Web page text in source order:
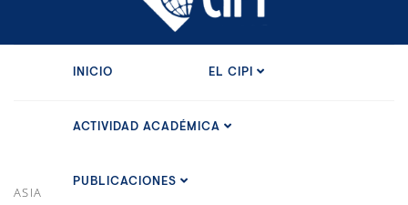
INICIO EL CIPI
ACTIVIDAD ACADÉMICA
PUBLICACIONES
ASIA